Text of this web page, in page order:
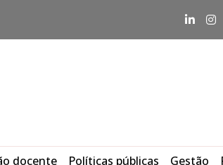
docente Políticas públicas Gestão